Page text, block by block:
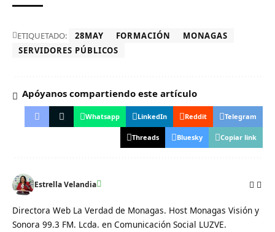
ETIQUETADO: 28MAY FORMACIÓN
MONAGAS
SERVIDORES PÚBLICOS
Apóyanos compartiendo este artículo
Whatsapp LinkedIn Reddit Telegram
Threads Bluesky Copiar link
Estrella Velandia
Directora Web La Verdad de Monagas. Host Monagas Visión y
Sonora 99.3 FM. Lcda. en Comunicación Social LUZVE.